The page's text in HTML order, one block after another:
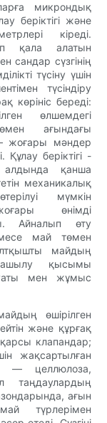
микрондық
беріктігі және
кіреді.
қала алатын
сандар сүзгінің
түсіну үшін
түсіндіру
көрініс береді:
өлшемдегі
ағындағы
жоғары мәндер
беріктігі -
алдында қанша
механикалық
мүмкін
өнімді
Айналып өту
май төмен
майдың
қысымы
мен жұмыс
өшірілген
және құрғақ
клапандар;
жақсартылған
— целлюлоза,
таңдаулардың
ағын
түрлерімен